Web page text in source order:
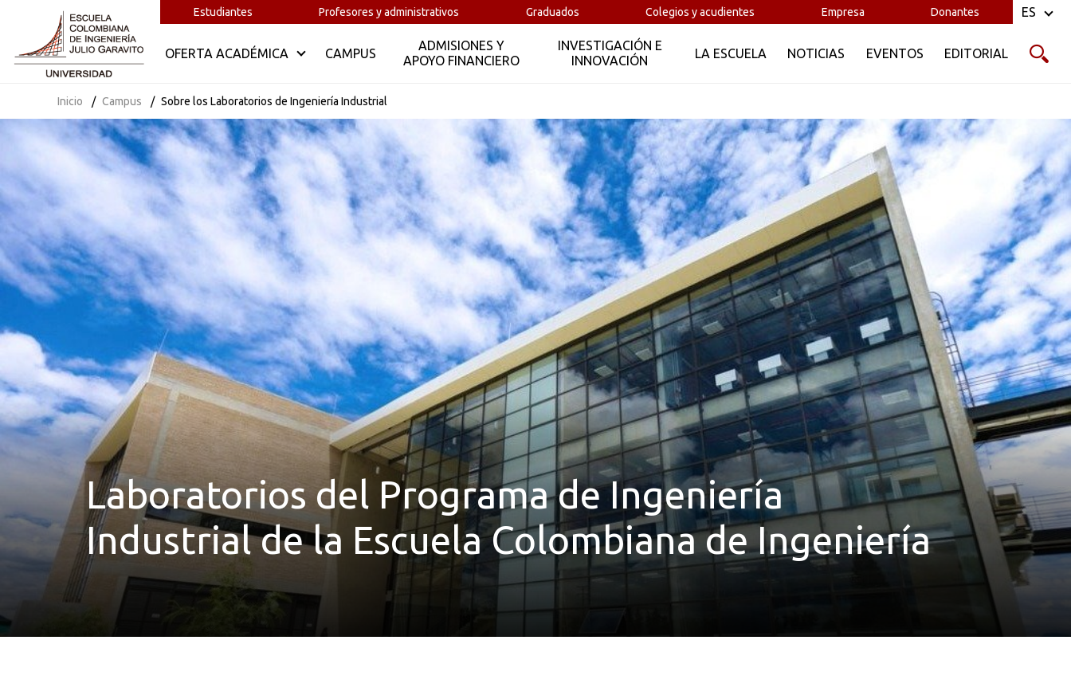
Estudiantes Profesores y administrativos Graduados Colegios y acudientes Empresa Donantes
OFERTA ACADÉMICA CAMPUS
ADMISIONES Y
APOYO FINANCIERO
INVESTIGACIÓN E
INNOVACIÓN
LA ESCUELA NOTICIAS EVENTOS EDITORIAL
ES
Inicio Campus Sobre los Laboratorios de Ingeniería Industrial
Laboratorios del Programa de Ingeniería
Industrial de la Escuela Colombiana de Ingeniería